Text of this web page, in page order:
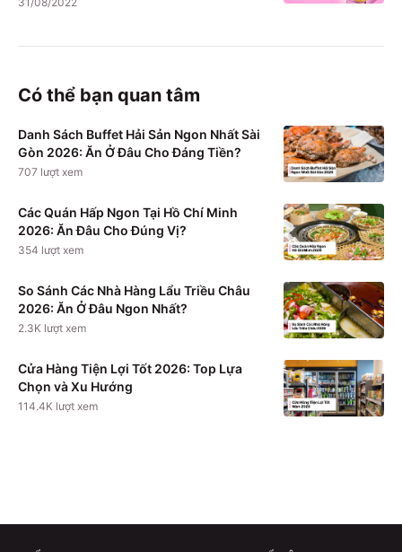
Có thể bạn quan tâm
Danh Sách Buffet Hải Sản Ngon Nhất Sài
Gòn 2026: Ăn Ở Đâu Cho Đáng Tiền?
707 lượt xem
Các Quán Hấp Ngon Tại Hồ Chí Minh
2026: Ăn Đâu Cho Đúng Vị?
354 lượt xem
So Sánh Các Nhà Hàng Lẩu Triều Châu
2026: Ăn Ở Đâu Ngon Nhất?
2.3K lượt xem
Cửa Hàng Tiện Lợi Tốt 2026: Top Lựa
Chọn và Xu Hướng
114.4K lượt xem